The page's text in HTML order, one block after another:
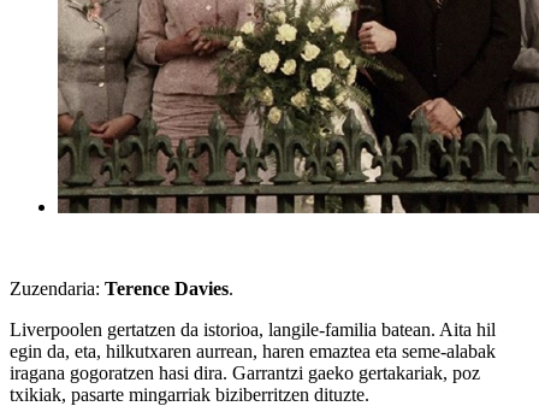
Zuzendaria: Terence Davies.
Liverpoolen gertatzen da istorioa, langile-familia batean. Aita hil
egin da, eta, hilkutxaren aurrean, haren emaztea eta seme-alabak
iragana gogoratzen hasi dira. Garrantzi gaeko gertakariak, poz
txikiak, pasarte mingarriak biziberritzen dituzte.